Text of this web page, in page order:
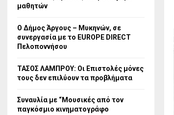
μαθητών
Ο Δήμος Άργους – Μυκηνών, σε
συνεργασία με το EUROPE DIRECT
Πελοποννήσου
ΤΑΣΟΣ ΛΑΜΠΡΟΥ: Οι Επιστολές μόνες
τους δεν επιλύουν τα προβλήματα
Συναυλία με “Μουσικές από τον
παγκόσμιο κινηματογράφο